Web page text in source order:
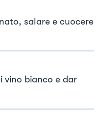
salare e cuocere
vino bianco e dar